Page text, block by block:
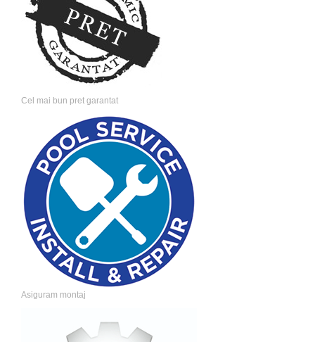
Cel mai bun pret garantat
Asiguram montaj